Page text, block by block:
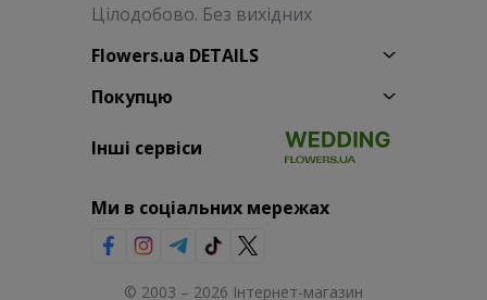
Цілодобово. Без вихідних
Flowers.ua DETAILS
Покупцю
Інші сервіси
Ми в соціальних мережах
© 2003 – 2026 Інтернет-магазин